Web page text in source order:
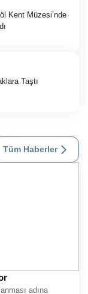
Kent Müzesi’nde
Taştı
Tüm Haberler
adına